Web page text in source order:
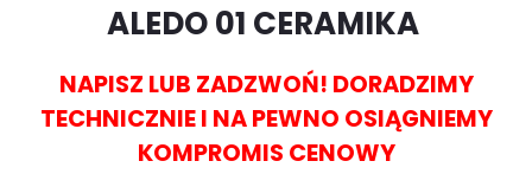
ALEDO 01 CERAMIKA
NAPISZ LUB ZADZWOŃ! DORADZIMY
TECHNICZNIE I NA PEWNO OSIĄGNIEMY
KOMPROMIS CENOWY